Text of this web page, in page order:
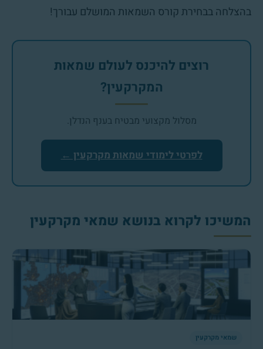
בהצלחה בבחירת קורס השמאות המושלם עבורך!
רוצים להיכנס לעולם שמאות
המקרקעין?
מסלול מקצועי מבטיח בענף הנדלן.
לפרטי לימודי שמאות מקרקעין ←
המשיכו לקרוא בנושא שמאי מקרקעין
שמאי מקרקעין